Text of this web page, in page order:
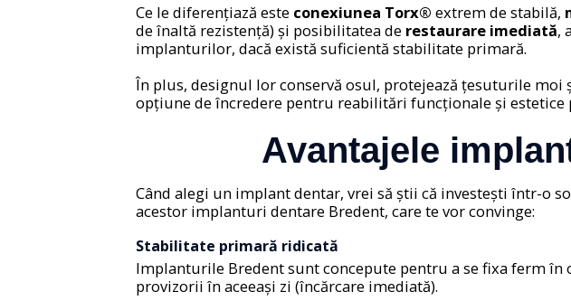
Ce le diferențiază este conexiunea Torx® extrem de stabilă,
de înaltă rezistență) și posibilitatea de restaurare imediată,
implanturilor, dacă există suficientă stabilitate primară.
În plus, designul lor conservă osul, protejează țesuturile
opțiune de încredere pentru reabilitări funcționale și estetice
Avantajele
Când alegi un implant dentar, vrei să știi că investești într-o
acestor implanturi dentare Bredent, care te vor convinge:
Stabilitate primară ridicată
Implanturile Bredent sunt concepute pentru a se fixa ferm în
provizorii în aceeași zi (încărcare imediată).